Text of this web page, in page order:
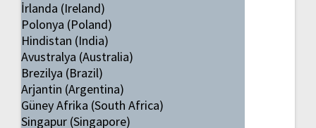
İrlanda (Ireland)
Polonya (Poland)
Hindistan (India)
Avustralya (Australia)
Brezilya (Brazil)
Arjantin (Argentina)
Güney Afrika (South Africa)
Singapur (Singapore)